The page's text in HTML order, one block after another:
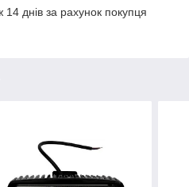
днів за рахунок покупця